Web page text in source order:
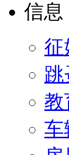
信息
征
跳
教
车